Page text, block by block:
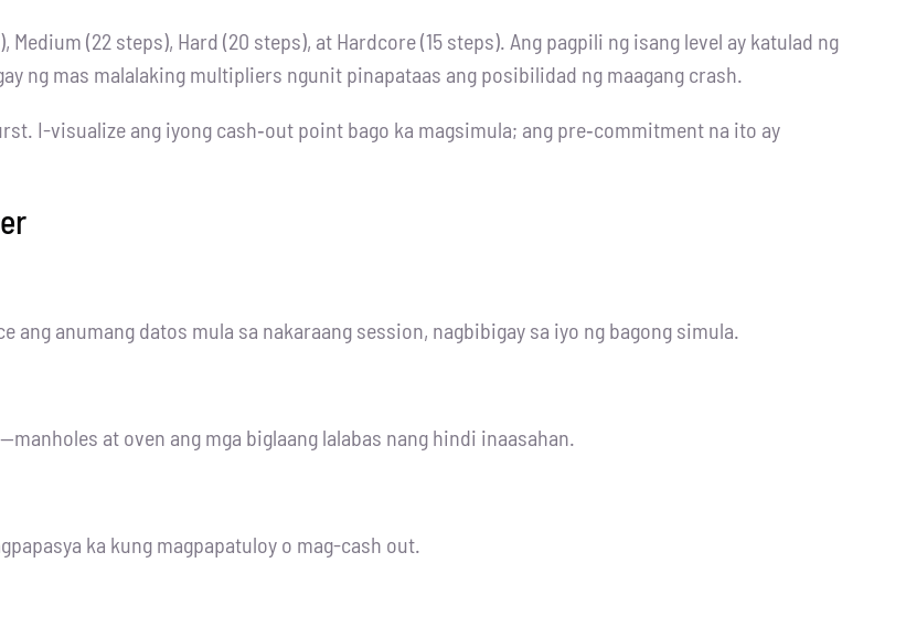
(22 steps), Hard (20 steps), at Hardcore (15 steps). Ang pagpili ng isang level ay katulad ng
ng mas malalaking multipliers ngunit pinapataas ang posibilidad ng maagang crash.
I-visualize ang iyong cash‑out point bago ka magsimula; ang pre‑commitment na ito ay
anumang datos mula sa nakaraang session, nagbibigay sa iyo ng bagong simula.
at oven ang mga biglaang lalabas nang hindi inaasahan.
ka kung magpapatuloy o mag-cash out.